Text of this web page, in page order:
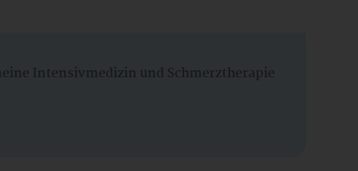
Intensivmedizin und Schmerztherapie